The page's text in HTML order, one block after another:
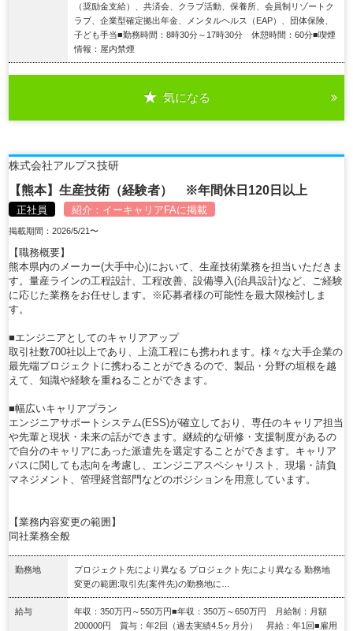
（奨励金支給）、共済会、クラブ活動、保養所、会員制リゾートク
ラブ、企業型確定拠出年金、メンタルヘルス（EAP）、団体保険、
子ども手当■勤務時間：8時30分～17時30分 休憩時間：60分■喫煙
情報：屋内禁煙
気になる
株式会社アルプス技研
【熊本】生産技術（経験者） ※年間休日120日以上
正社員 紹介： イーキャリアFAに掲載
掲載期間：2026/5/21〜
【職務概要】
熊本県内のメーカー(大手中心)において、生産技術業務を担当いただきま
す。量産ラインの工程設計、工程改善、設備導入(治具設計)など、ご経験
に応じた業務をお任せします。※応募者様の可能性を最大限検討しま
す。
■エンジニアとしてのキャリアアップ
取引社数700社以上であり、上流工程にも携われます。様々な大手企業の
最先端プロジェクトに携わることができるので、製品・分野の垣根を越
えて、知識や経験を重ねることができます。
■幅広いキャリアプラン
エンジニアサポートシステム(ESS)が確立しており、専任のキャリア担当
や先輩と現状・未来の話ができます。継続的な研修・支援制度があるの
で自分のキャリアにあった派遣先を選定することができます。キャリア
パスに関しても志向を考慮し、エンジニアスペシャリスト、現場・請負
マネジメント、管理経営部門などのポジションを用意しています。
【業務内容変更の範囲】
同社業務全般
勤務地
プロジェクト先により異なる プロジェクト先により異なる 勤務地
変更の範囲:取引先(案件先)の勤務地に…
給与
年収：350万円～550万円■年収：350万～650万円 月給制：月額
200000円 賞与：年2回（過去実績4.5ヶ月分） 昇給：年1回■雇用